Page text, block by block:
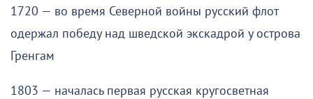
1720 — во время Северной войны русский флот
одержал победу над шведской экскадрой у острова
Гренгам
1803 — началась первая русская кругосветная